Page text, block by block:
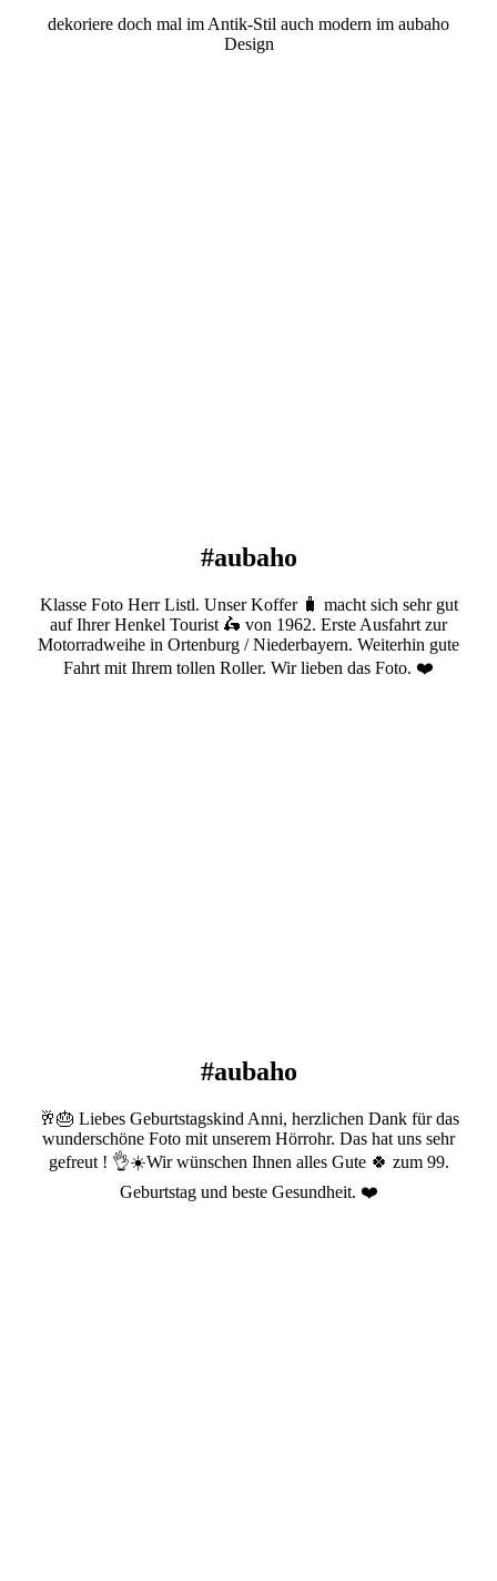
dekoriere doch mal im Antik-Stil auch modern im aubaho
Design
#aubaho
Klasse Foto Herr Listl. Unser Koffer 🧳 macht sich sehr gut
auf Ihrer Henkel Tourist 🛵 von 1962. Erste Ausfahrt zur
Motorradweihe in Ortenburg / Niederbayern. Weiterhin gute
Fahrt mit Ihrem tollen Roller. Wir lieben das Foto. ❤️
#aubaho
🥂🎂 Liebes Geburtstagskind Anni, herzlichen Dank für das
wunderschöne Foto mit unserem Hörrohr. Das hat uns sehr
gefreut ! 👌☀️Wir wünschen Ihnen alles Gute 🍀 zum 99.
Geburtstag und beste Gesundheit. ❤️